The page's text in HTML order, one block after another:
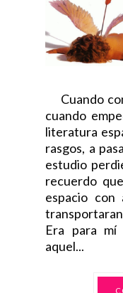
Cuando
cuando
literatura
rasgos, a
estudio
recuerdo
espacio con
Era para
aquel...